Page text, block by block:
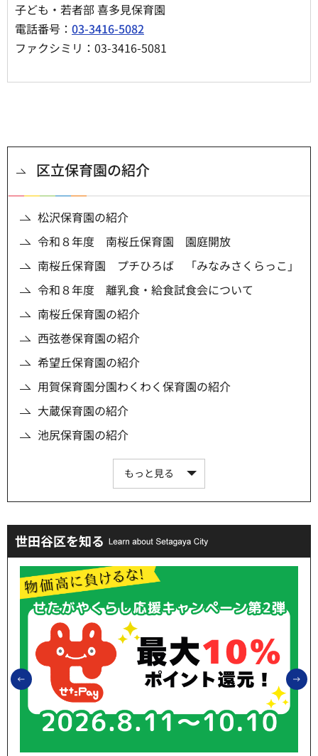
子ども・若者部 喜多見保育園
電話番号： 03-3416-5082
ファクシミリ：03-3416-5081
区立保育園の紹介
松沢保育園の紹介
令和８年度 南桜丘保育園 園庭開放
南桜丘保育園 プチひろば 「みなみさくらっこ」
令和８年度 離乳食・給食試食会について
南桜丘保育園の紹介
西弦巻保育園の紹介
希望丘保育園の紹介
用賀保育園分園わくわく保育園の紹介
大蔵保育園の紹介
池尻保育園の紹介
もっと見る
世田谷区を知る
前のスライドを表示